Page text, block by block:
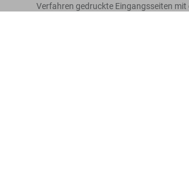
Verfahren gedruckte Eingangsseiten mit